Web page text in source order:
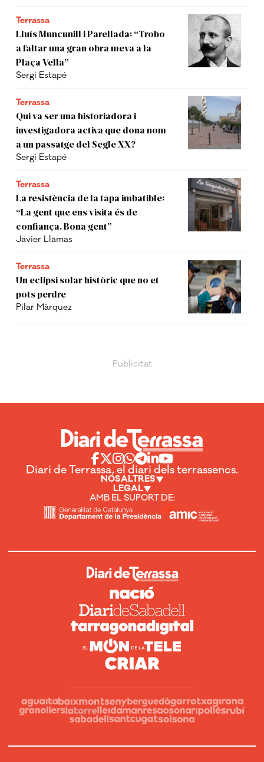
Terrassa
Lluís Muncunill i Parellada: “Trobo
a faltar una gran obra meva a la
Plaça Vella”
Sergi Estapé
Terrassa
Qui va ser una historiadora i
investigadora activa que dona nom
a un passatge del Segle XX?
Sergi Estapé
Terrassa
La resistència de la tapa imbatible:
“La gent que ens visita és de
confiança. Bona gent”
Javier Llamas
Terrassa
Un eclipsi solar històric que no et
pots perdre
Pilar Màrquez
Diari de Terrassa, el diari dels terrassencs.
NOSALTRES
LEGAL
AMB EL SUPORT DE: